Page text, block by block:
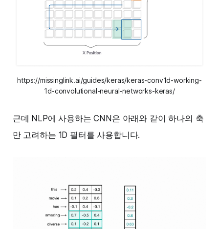
https://missinglink.ai/guides/keras/keras-conv1d-working-
1d-convolutional-neural-networks-keras/
근데 NLP에 사용하는 CNN은 아래와 같이 하나의 축
만 고려하는 1D 필터를 사용합니다.